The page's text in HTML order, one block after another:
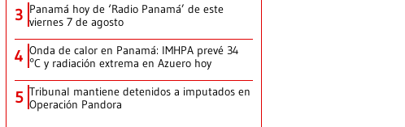
3 Panamá hoy de ‘Radio Panamá’ de este
viernes 7 de agosto
4 Onda de calor en Panamá: IMHPA prevé 34
°C y radiación extrema en Azuero hoy
5 Tribunal mantiene detenidos a imputados en
Operación Pandora